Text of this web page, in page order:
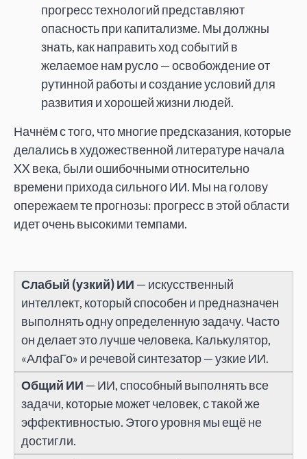
прогресс технологий представляют
опасность при капитализме. Мы должны
знать, как направить ход событий в
желаемое нам русло — освобождение от
рутинной работы и создание условий для
развития и хорошей жизни людей.
Начнём с того, что многие предсказания, которые
делались в художественной литературе начала
XX века, были ошибочными относительно
времени прихода сильного ИИ. Мы на голову
опережаем те прогнозы: прогресс в этой области
идет очень высокими темпами.
Слабый (узкий) ИИ — искусственный
интеллект, который способен и предназначен
выполнять одну определенную задачу. Часто
он делает это лучше человека. Калькулятор,
«АлфаГо» и речевой синтезатор — узкие ИИ.
Общий ИИ — ИИ, способный выполнять все
задачи, которые может человек, с такой же
эффективностью. Этого уровня мы ещё не
достигли.